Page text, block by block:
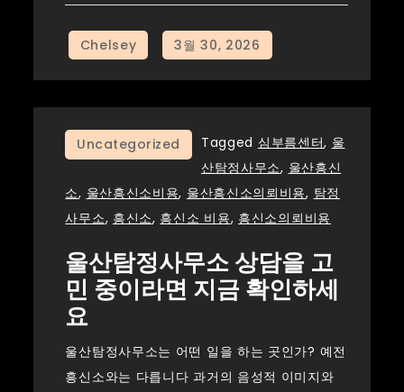
Uncategorized Tagged 심부름센터, 울
산탐정사무소, 울산흥신
소, 울산흥신소비용, 울산흥신소의뢰비용, 탐정
사무소, 흥신소, 흥신소 비용, 흥신소의뢰비용
울산탐정사무소 상담을 고
민 중이라면 지금 확인하세
요
울산탐정사무소는 어떤 일을 하는 곳인가? 예전
흥신소와는 다릅니다 과거의 음성적 이미지와